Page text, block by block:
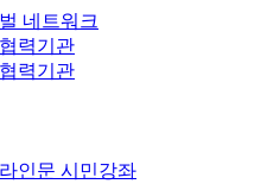
네트워크
력기관
력기관
인문 시민강좌